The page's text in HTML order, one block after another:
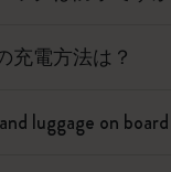
充電方法は？
luggage on